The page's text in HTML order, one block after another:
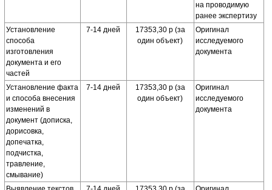
на проводимую
ранее экспертизу
Установление
способа
изготовления
документа и его
частей
7-14 дней
17353,30 р (за
один объект)
Оригинал
исследуемого
документа
Установление факта
и способа внесения
изменений в
документ (дописка,
дорисовка,
допечатка,
подчистка,
травление,
смывание)
7-14 дней
17353,30 р (за
один объект)
Оригинал
исследуемого
документа